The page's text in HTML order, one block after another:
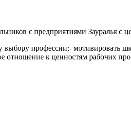
с предприятиями Зауралья с
выбору профессии;- мотивировать
отношение к ценностям рабочих